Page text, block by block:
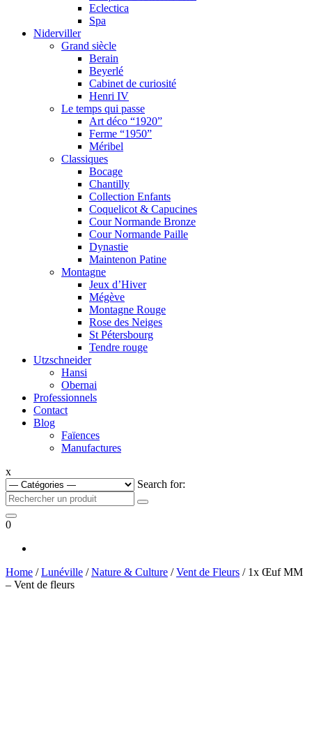
Eclectica
Spa
Niderviller
Grand siècle
Berain
Beyerlé
Cabinet de curiosité
Henri IV
Le temps qui passe
Art déco “1920”
Ferme “1950”
Méribel
Classiques
Bocage
Chantilly
Collection Enfants
Coquelicot & Capucines
Cour Normande Bronze
Cour Normande Paille
Dynastie
Maintenon Patine
Montagne
Jeux d’Hiver
Mégève
Montagne Rouge
Rose des Neiges
St Pétersbourg
Tendre rouge
Utzschneider
Hansi
Obernai
Professionnels
Contact
Blog
Faïences
Manufactures
x
Search for:
0
Home /Lunéville /Nature & Culture /Vent de Fleurs / 1x Œuf MM
– Vent de fleurs